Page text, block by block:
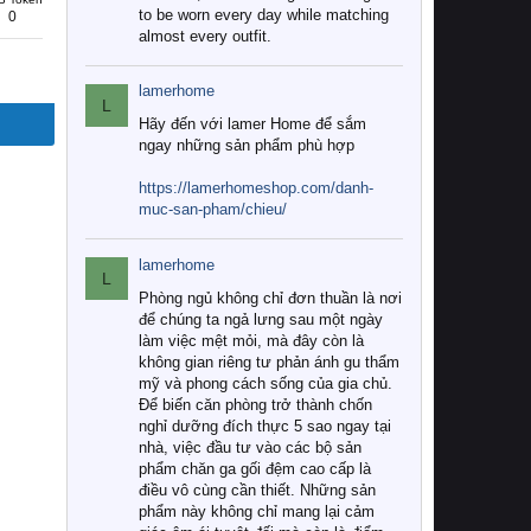
0
to be worn every day while matching
almost every outfit.
L
lamerhome
Hãy đến với lamer Home để sắm
ngay những sản phẩm phù hợp
https://lamerhomeshop.com/danh-
muc-san-pham/chieu/
L
lamerhome
Phòng ngủ không chỉ đơn thuần là nơi
để chúng ta ngả lưng sau một ngày
làm việc mệt mỏi, mà đây còn là
không gian riêng tư phản ánh gu thẩm
mỹ và phong cách sống của gia chủ.
Để biến căn phòng trở thành chốn
nghỉ dưỡng đích thực 5 sao ngay tại
nhà, việc đầu tư vào các bộ sản
phẩm chăn ga gối đệm cao cấp là
điều vô cùng cần thiết. Những sản
phẩm này không chỉ mang lại cảm